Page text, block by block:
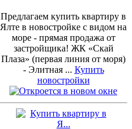
Предлагаем купить квартиру в
Ялте в новостройке с видом на
море - прямая продажа от
застройщика! ЖК «Скай
Плаза» (первая линия от моря)
- Элитная ... Купить
новостройки